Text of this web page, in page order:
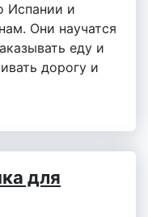
Испании и
Они научатся
еду и
дорогу и
для